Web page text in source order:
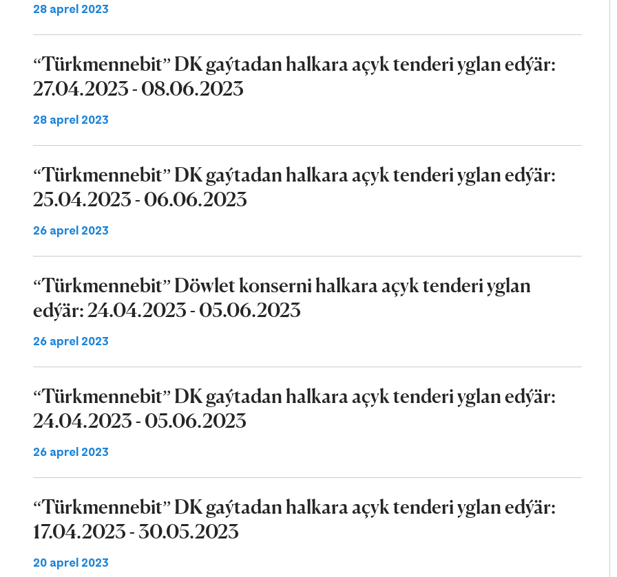
28 aprel 2023
“Türkmennebit” DK gaýtadan halkara açyk tenderi yglan edýär:
27.04.2023 - 08.06.2023
28 aprel 2023
“Türkmennebit” DK gaýtadan halkara açyk tenderi yglan edýär:
25.04.2023 - 06.06.2023
26 aprel 2023
“Türkmennebit” Döwlet konserni halkara açyk tenderi yglan
edýär: 24.04.2023 - 05.06.2023
26 aprel 2023
“Türkmennebit” DK gaýtadan halkara açyk tenderi yglan edýär:
24.04.2023 - 05.06.2023
26 aprel 2023
“Türkmennebit” DK gaýtadan halkara açyk tenderi yglan edýär:
17.04.2023 - 30.05.2023
20 aprel 2023